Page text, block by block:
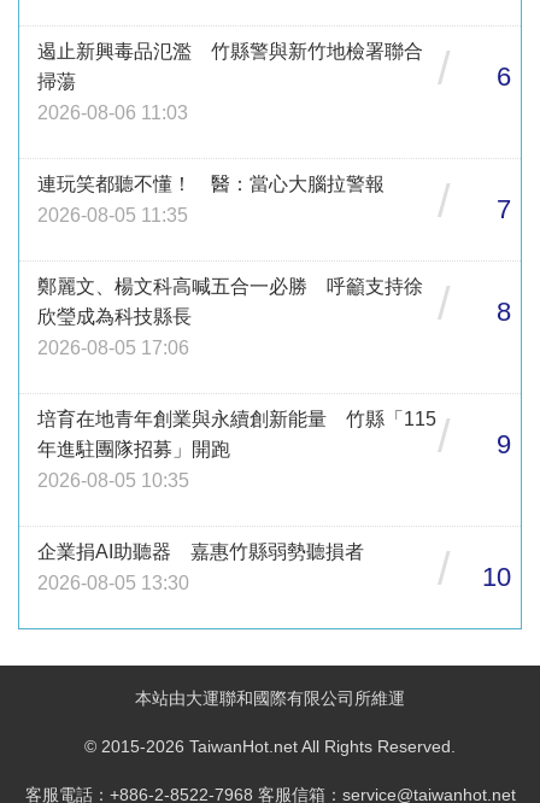
遏止新興毒品氾濫 竹縣警與新竹地檢署聯合
掃蕩
2026-08-06 11:03
/ 6
連玩笑都聽不懂！ 醫：當心大腦拉警報
2026-08-05 11:35
/ 7
鄭麗文、楊文科高喊五合一必勝 呼籲支持徐
欣瑩成為科技縣長
2026-08-05 17:06
/ 8
培育在地青年創業與永續創新能量 竹縣「115
年進駐團隊招募」開跑
2026-08-05 10:35
/ 9
企業捐AI助聽器 嘉惠竹縣弱勢聽損者
2026-08-05 13:30
/ 10
本站由大運聯和國際有限公司所維運
© 2015-2026 TaiwanHot.net All Rights Reserved.
客服電話：+886-2-8522-7968 客服信箱：service@taiwanhot.net